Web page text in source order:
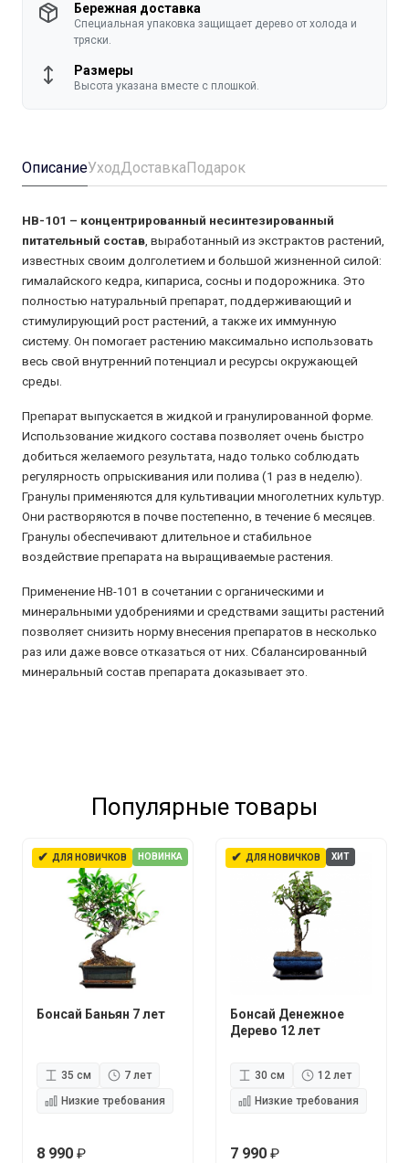
Бережная доставка
Специальная упаковка защищает дерево от холода и
тряски.
Размеры
Высота указана вместе с плошкой.
ОписаниеУходДоставкаПодарок
НВ-101 – концентрированный несинтезированный
питательный состав , выработанный из экстрактов растений,
известных своим долголетием и большой жизненной силой:
гималайского кедра, кипариса, сосны и подорожника. Это
полностью натуральный препарат, поддерживающий и
стимулирующий рост растений, а также их иммунную
систему. Он помогает растению максимально использовать
весь свой внутренний потенциал и ресурсы окружающей
среды.
Препарат выпускается в жидкой и гранулированной форме.
Использование жидкого состава позволяет очень быстро
добиться желаемого результата, надо только соблюдать
регулярность опрыскивания или полива (1 раз в неделю).
Гранулы применяются для культивации многолетних культур.
Они растворяются в почве постепенно, в течение 6 месяцев.
Гранулы обеспечивают длительное и стабильное
воздействие препарата на выращиваемые растения.
Применение НВ-101 в сочетании с органическими и
минеральными удобрениями и средствами защиты растений
позволяет снизить норму внесения препаратов в несколько
раз или даже вовсе отказаться от них. Сбалансированный
минеральный состав препарата доказывает это.
Популярные товары
✔ ДЛЯ НОВИЧКОВ НОВИНКА
Бонсай Баньян 7 лет
35 см
7 лет
Низкие требования
8 990
✔ ДЛЯ НОВИЧКОВ ХИТ
Бонсай Денежное
Дерево 12 лет
30 см
12 лет
Низкие требования
7 990